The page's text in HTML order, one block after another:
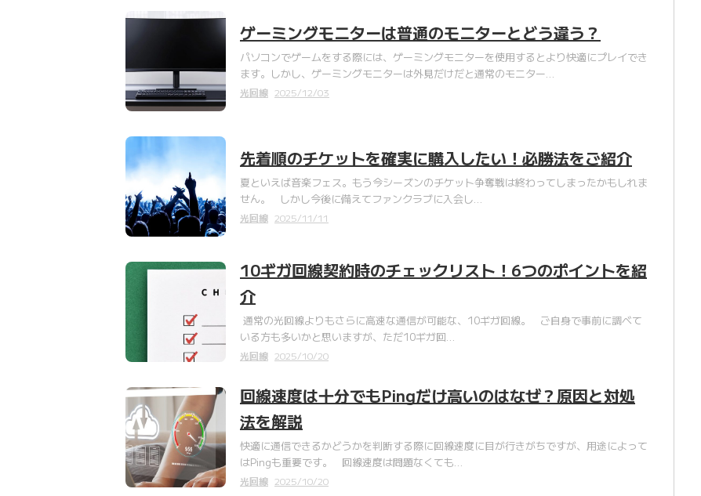
ゲーミングモニターは普通のモニターとどう違う？
パソコンでゲームをする際には、ゲーミングモニターを使用するとより快適にプレイでき
ます。しかし、ゲーミングモニターは外見だけだと通常のモニター…
光回線 2025/12/03
先着順のチケットを確実に購入したい！必勝法をご紹介
夏といえば音楽フェス。もう今シーズンのチケット争奪戦は終わってしまったかもしれま
せん。 しかし今後に備えてファンクラブに入会し…
光回線 2025/11/11
10ギガ回線契約時のチェックリスト！6つのポイントを紹
介
通常の光回線よりもさらに高速な通信が可能な、10ギガ回線。 ご自身で事前に調べて
いる方も多いかと思いますが、ただ10ギガ回…
光回線 2025/10/20
回線速度は十分でもPingだけ高いのはなぜ？原因と対処
法を解説
快適に通信できるかどうかを判断する際に回線速度に目が行きがちですが、用途によって
はPingも重要です。 回線速度は問題なくても…
光回線 2025/10/20